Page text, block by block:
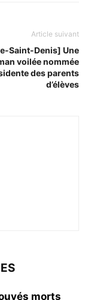
Article suivant
Saint-Denis] Une
voilée nommée
des parents
d’élèves
morts